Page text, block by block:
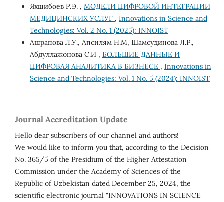
Яхшибоев Р.Э. , МОДЕЛИ ЦИФРОВОЙ ИНТЕГРАЦИИ
МЕДИЦИНСКИХ УСЛУГ , Innovations in Science and
Technologies: Vol. 2 No. 1 (2025): INNOIST
Ашрапова Л.У., Апсилям Н.М, Шамсудинова Л.Р.,
Абдуллажонова С.И , БОЛЬШИЕ ДАННЫЕ И
ЦИФРОВАЯ АНАЛИТИКА В БИЗНЕСЕ , Innovations in
Science and Technologies: Vol. 1 No. 5 (2024): INNOIST
Journal Accreditation Update
Hello dear subscribers of our channel and authors!
We would like to inform you that, according to the Decision
No. 365/5 of the Presidium of the Higher Attestation
Commission under the Academy of Sciences of the
Republic of Uzbekistan dated December 25, 2024, the
scientific electronic journal "INNOVATIONS IN SCIENCE